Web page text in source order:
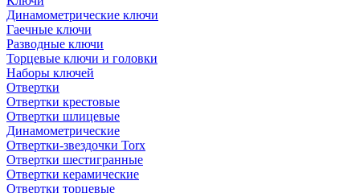
Динамометрические ключи
Гаечные ключи
Разводные ключи
Торцевые ключи и головки
Наборы ключей
Отвертки
Отвертки крестовые
Отвертки шлицевые
Динамометрические
Отвертки-звездочки Torx
Отвертки шестигранные
Отвертки керамические
Отвертки торцевые